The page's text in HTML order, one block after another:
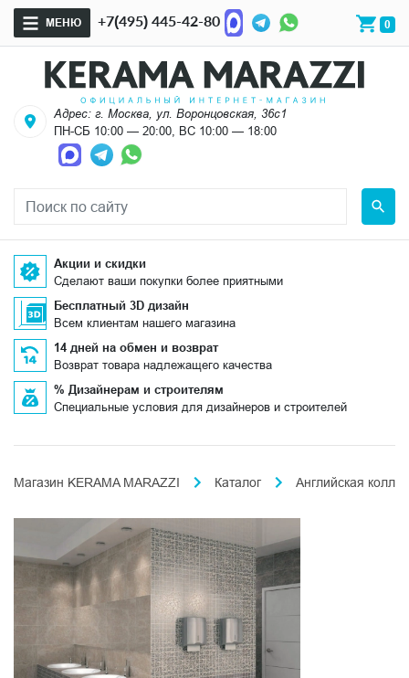
МЕНЮ +7(495) 445-42-80 0
Адрес: г. Москва, ул. Воронцовская, 36с1
ПН-СБ 10:00 — 20:00, ВС 10:00 — 18:00
Акции и скидки
Сделают ваши покупки более приятными
Бесплатный 3D дизайн
Всем клиентам нашего магазина
14 дней на обмен и возврат
Возврат товара надлежащего качества
% Дизайнерам и строителям
Специальные условия для дизайнеров и строителей
Магазин KERAMA MARAZZI Каталог Английская